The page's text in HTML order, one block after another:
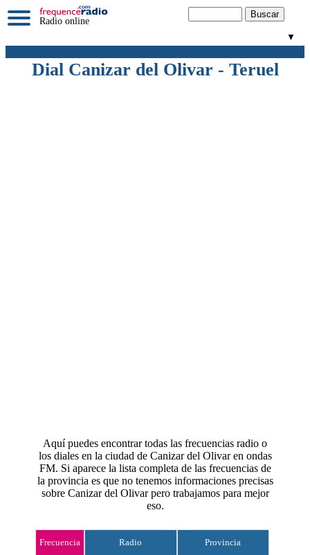
Radio online
▼
Dial Canizar del Olivar - Teruel
Aquí puedes encontrar todas las frecuencias radio o
los diales en la ciudad de Canizar del Olivar en ondas
FM. Si aparece la lista completa de las frecuencias de
la provincia es que no tenemos informaciones precisas
sobre Canizar del Olivar pero trabajamos para mejor
eso.
Frecuencia Radio Provincia